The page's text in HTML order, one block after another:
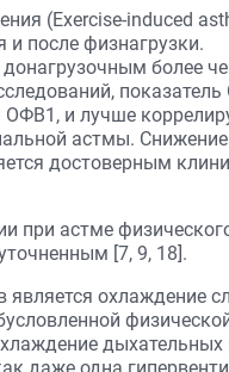
(Exercise-induced
и после физнагрузки.
более
и лучше
астмы.
достоверным
при астме
[7, 9, 18].
охлаждение